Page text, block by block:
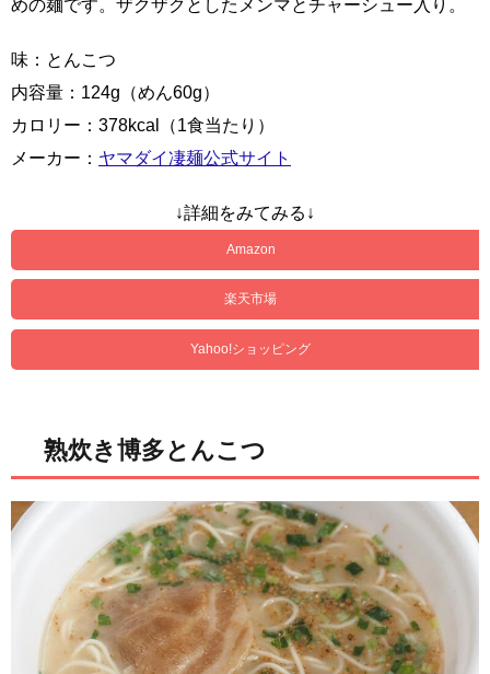
めの麺です。ザクザクとしたメンマとチャーシュー入り。
味：とんこつ
内容量：124g（めん60g）
カロリー：378kcal（1食当たり）
メーカー： ヤマダイ凄麺公式サイト
↓詳細をみてみる↓
Amazon
楽天市場
Yahoo!ショッピング
熟炊き博多とんこつ